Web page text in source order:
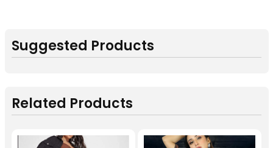
Suggested Products
Related Products